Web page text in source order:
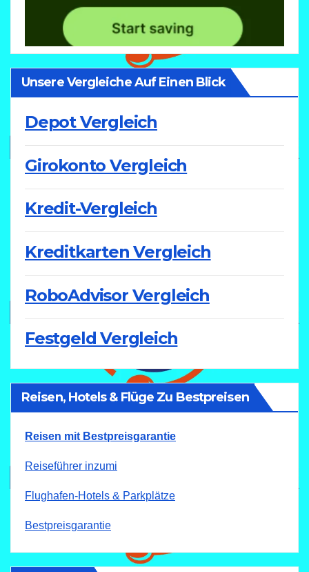
Unsere Vergleiche Auf Einen Blick
Depot Vergleich
Girokonto Vergleich
Kredit-Vergleich
Kreditkarten Vergleich
RoboAdvisor Vergleich
Festgeld Vergleich
Reisen, Hotels & Flüge Zu Bestpreisen
Reisen mit Bestpreisgarantie
Reiseführer inzumi
Flughafen-Hotels & Parkplätze
Bestpreisgarantie